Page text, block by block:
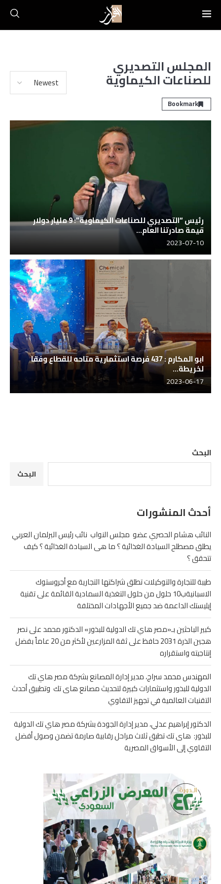
المجلس التصديري
للصناعات الكيماوية
Bookmark
رئيس “التصديري للصناعات الكيماوية”: 9 مليار دولار
قيمة صادرتنا العام...
2023-07-10
ابو المكارم : 437 فرصة استثمارية متاحه للقطاع وفقا
لخريطة...
2023-06-17
البحث
البحث
أحدث المنشورات
النائب هشام الحصري عضو مجلس النواب نائب رئيس البرلمان العربي
يطلق مصطلح السيادة الغذائية ؟ ما هى السيادة الغذائية ؟ كيف
تتحقق ؟
طيبة للتجارة والتوكيلات تطلق شراكتها التجارية مع أجروستوك
الاسبانيةب10 حلول من حلول التغذية السمادية القائمة على تقنية
إيليستك الداعمة ضد جميع الأجهادات المختلفة
كبير الباحثين بـ«مصر هاي تك الدولية للبذور» الدكتور محمد على نصر
هجين الذرة 2031 حافظ على ثقة المزارعين لأكثر من 20 عاماً بفضل
إنتاجيته واستقراره
المهندس محمد سراج، مدير إدارة المصانع بشركة مصر هاي تك
الدولية للبذور واستثمارات كبيرة لتحديث مصانع هاى تك وتطبيق أحدث
التقنيات العالمية في تجهيز التقاوي
الدكتور إبراهيم عدلي، مدير إدارة الجودة بشركة مصر هاي تك الدولية
للبذور: هاى تك تطبق ثلاث مراحل رقابية صارمة تضمن وصول أفضل
التقاوي إلى الأسواق المصرية